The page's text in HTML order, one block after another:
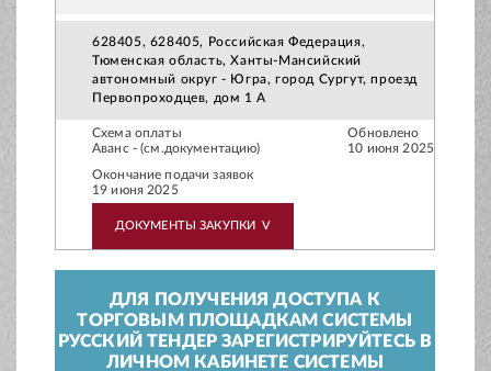
628405, 628405, Российская Федерация,
Тюменская область, Ханты-Мансийский
автономный округ - Югра, город Сургут, проезд
Первопроходцев, дом 1 А
Схема оплаты
Аванс - (см.документацию)
Обновлено
10 июня 2025
Окончание подачи заявок
19 июня 2025
ДОКУМЕНТЫ ЗАКУПКИ V
ДЛЯ ПОЛУЧЕНИЯ ДОСТУПА К
ТОРГОВЫМ ПЛОЩАДКАМ СИСТЕМЫ
РУССКИЙ ТЕНДЕР ЗАРЕГИСТРИРУЙТЕСЬ В
ЛИЧНОМ КАБИНЕТЕ СИСТЕМЫ